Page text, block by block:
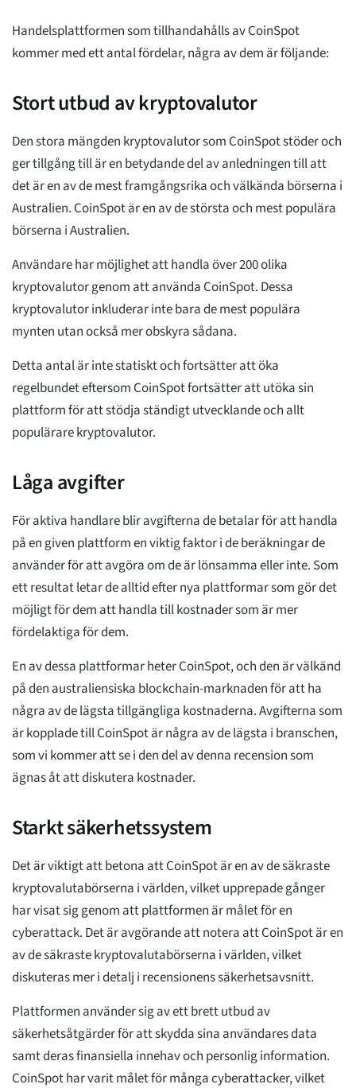
Handelsplattformen som tillhandahålls av CoinSpot
kommer med ett antal fördelar, några av dem är följande:
Stort utbud av kryptovalutor
Den stora mängden kryptovalutor som CoinSpot stöder och
ger tillgång till är en betydande del av anledningen till att
det är en av de mest framgångsrika och välkända börserna i
Australien. CoinSpot är en av de största och mest populära
börserna i Australien.
Användare har möjlighet att handla över 200 olika
kryptovalutor genom att använda CoinSpot. Dessa
kryptovalutor inkluderar inte bara de mest populära
mynten utan också mer obskyra sådana.
Detta antal är inte statiskt och fortsätter att öka
regelbundet eftersom CoinSpot fortsätter att utöka sin
plattform för att stödja ständigt utvecklande och allt
populärare kryptovalutor.
Låga avgifter
För aktiva handlare blir avgifterna de betalar för att handla
på en given plattform en viktig faktor i de beräkningar de
använder för att avgöra om de är lönsamma eller inte. Som
ett resultat letar de alltid efter nya plattformar som gör det
möjligt för dem att handla till kostnader som är mer
fördelaktiga för dem.
En av dessa plattformar heter CoinSpot, och den är välkänd
på den australiensiska blockchain-marknaden för att ha
några av de lägsta tillgängliga kostnaderna. Avgifterna som
är kopplade till CoinSpot är några av de lägsta i branschen,
som vi kommer att se i den del av denna recension som
ägnas åt att diskutera kostnader.
Starkt säkerhetssystem
Det är viktigt att betona att CoinSpot är en av de säkraste
kryptovalutabörserna i världen, vilket upprepade gånger
har visat sig genom att plattformen är målet för en
cyberattack. Det är avgörande att notera att CoinSpot är en
av de säkraste kryptovalutabörserna i världen, vilket
diskuteras mer i detalj i recensionens säkerhetsavsnitt.
Plattformen använder sig av ett brett utbud av
säkerhetsåtgärder för att skydda sina användares data
samt deras finansiella innehav och personlig information.
CoinSpot har varit målet för många cyberattacker, vilket